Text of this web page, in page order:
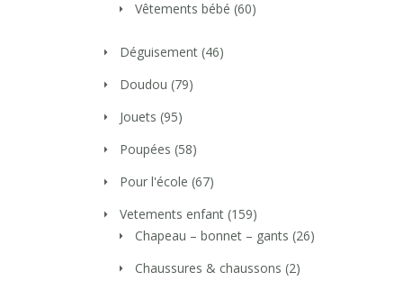
Vêtements bébé (60)
Déguisement (46)
Doudou (79)
Jouets (95)
Poupées (58)
Pour l'école (67)
Vetements enfant (159)
Chapeau – bonnet – gants (26)
Chaussures & chaussons (2)